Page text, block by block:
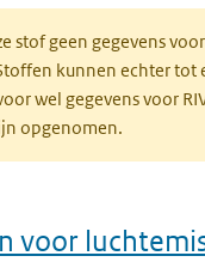
stof geen gegevens
kunnen echter tot
wel gegevens voor
opgenomen.
voor